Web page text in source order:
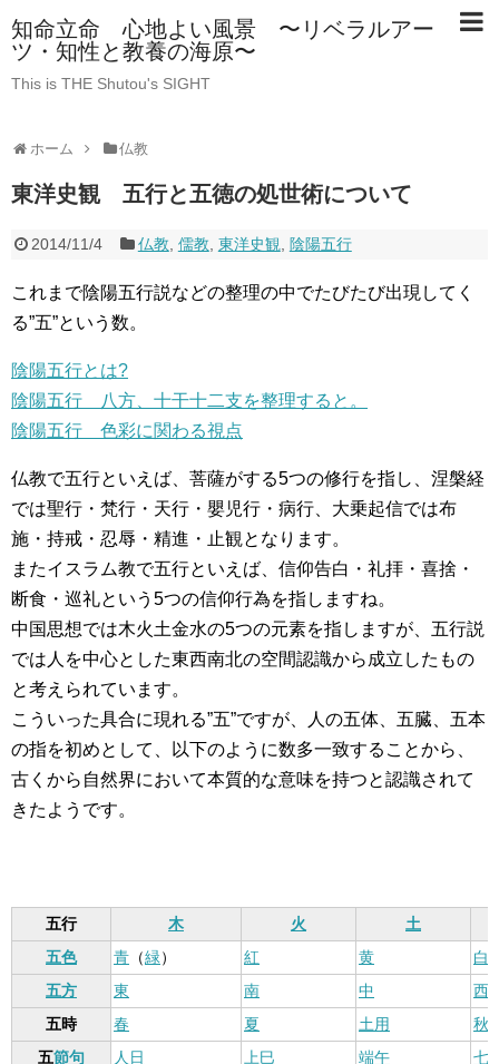
知命立命 心地よい風景 〜リベラルアー
ツ・知性と教養の海原〜
This is THE Shutou's SIGHT
ホーム 仏教
東洋史観 五行と五徳の処世術について
2014/11/4 仏教 儒教 東洋史観 陰陽五行
これまで陰陽五行説などの整理の中でたびたび出現してく
る”五”という数。
陰陽五行とは?
陰陽五行 八方、十干十二支を整理すると。
陰陽五行 色彩に関わる視点
仏教で五行といえば、菩薩がする5つの修行を指し、涅槃経
では聖行・梵行・天行・嬰児行・病行、大乗起信では布
施・持戒・忍辱・精進・止観となります。
またイスラム教で五行といえば、信仰告白・礼拝・喜捨・
断食・巡礼という5つの信仰行為を指しますね。
中国思想では木火土金水の5つの元素を指しますが、五行説
では人を中心とした東西南北の空間認識から成立したもの
と考えられています。
こういった具合に現れる”五”ですが、人の五体、五臓、五本
の指を初めとして、以下のように数多一致することから、
古くから自然界において本質的な意味を持つと認識されて
きたようです。
五行 木 火
土
五色
青 （緑） 紅 黄
白
五方
東 南 中
西
五時
春 夏 土用
秋
五節句 人日 上巳 端午
七